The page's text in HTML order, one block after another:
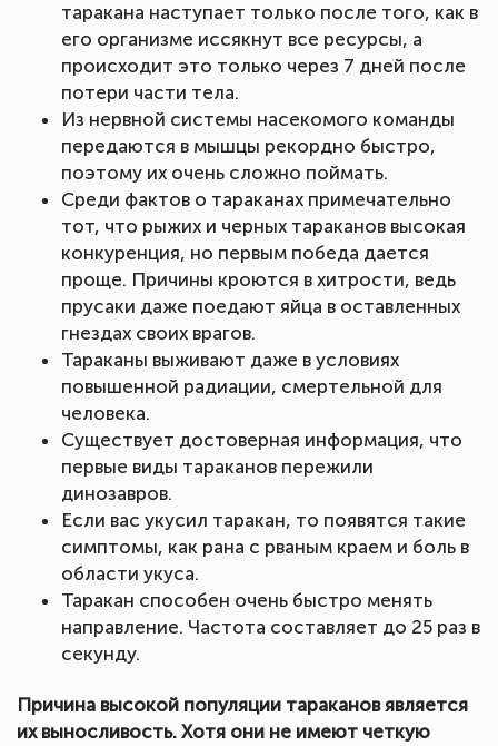
таракана наступает только после того, как в
его организме иссякнут все ресурсы, а
происходит это только через 7 дней после
потери части тела.
Из нервной системы насекомого команды
передаются в мышцы рекордно быстро,
поэтому их очень сложно поймать.
Среди фактов о тараканах примечательно
тот, что рыжих и черных тараканов высокая
конкуренция, но первым победа дается
проще. Причины кроются в хитрости, ведь
прусаки даже поедают яйца в оставленных
гнездах своих врагов.
Тараканы выживают даже в условиях
повышенной радиации, смертельной для
человека.
Существует достоверная информация, что
первые виды тараканов пережили
динозавров.
Если вас укусил таракан, то появятся такие
симптомы, как рана с рваным краем и боль в
области укуса.
Таракан способен очень быстро менять
направление. Частота составляет до 25 раз в
секунду.
Причина высокой популяции тараканов является
их выносливость. Хотя они не имеют четкую